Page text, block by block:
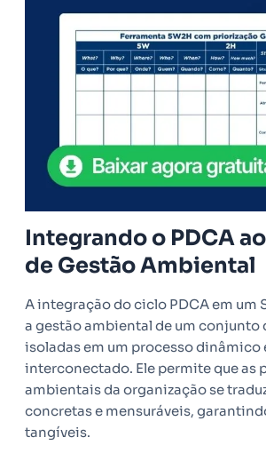
Integrando o PDCA
de Gestão Ambiental
A integração do ciclo PDCA em um
a gestão ambiental de um conjunto
isoladas em um processo dinâmico
interconectado. Ele permite que as
ambientais da organização se
concretas e mensuráveis,
tangíveis.